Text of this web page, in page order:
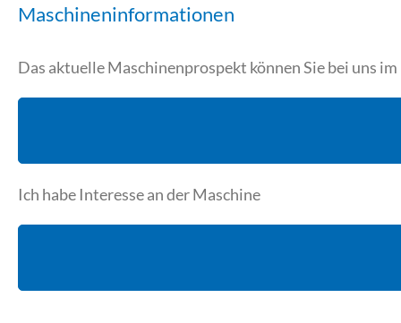
Maschineninformationen
Das aktuelle Maschinenprospekt können Sie bei uns
Ich habe Interesse an der Maschine